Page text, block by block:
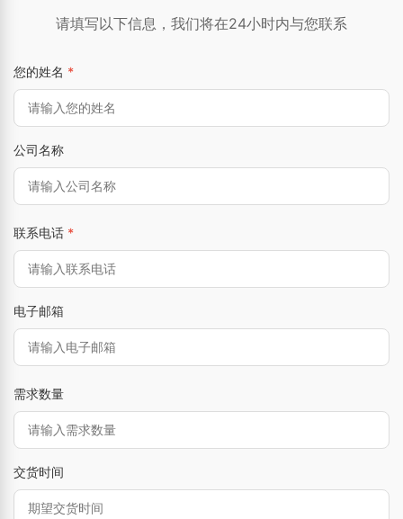
请填写以下信息，我们将在24小时内与您联系
您的姓名 *
公司名称
联系电话 *
电子邮箱
需求数量
交货时间